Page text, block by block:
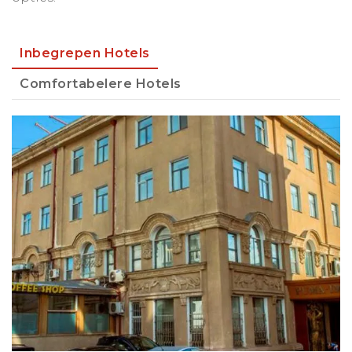
Inbegrepen Hotels
Comfortabelere Hotels